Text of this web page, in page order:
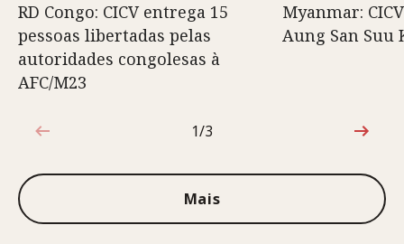
RD Congo: CICV entrega 15
pessoas libertadas pelas
autoridades congolesas à
AFC/M23
Myanmar:
Aung San Suu
1 de 3
1/3
Mais